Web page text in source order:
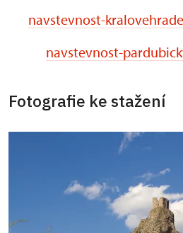
navstevnost-
navstevnost-
Fotografie ke stažení